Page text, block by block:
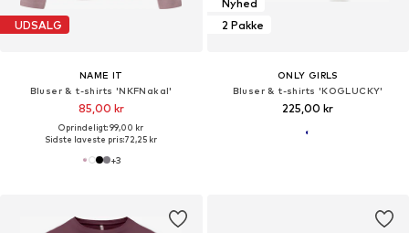
UDSALG
NAME IT
Bluser & t-shirts 'NKFNakal'
85,00 kr
Oprindeligt: 99,00 kr
Sidste laveste pris:72,25 kr
+3
Nyhed
2 Pakke
ONLY GIRLS
Bluser & t-shirts 'KOGLUCKY'
225,00 kr